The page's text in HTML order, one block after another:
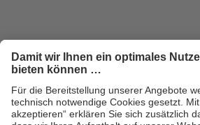
ZUM SHOP